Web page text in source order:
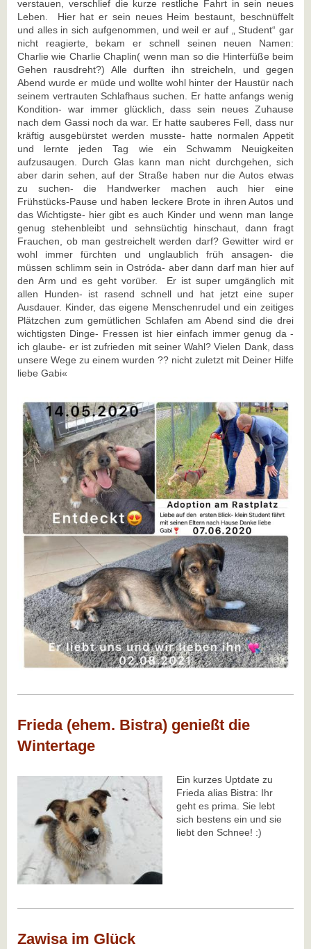
verstauen, verschlief die kurze restliche Fahrt in sein neues
Leben. Hier hat er sein neues Heim bestaunt, beschnüffelt
und alles in sich aufgenommen, und weil er auf „ Student“ gar
nicht reagierte, bekam er schnell seinen neuen Namen:
Charlie wie Charlie Chaplin( wenn man so die Hinterfüße beim
Gehen rausdreht?) Alle durften ihn streicheln, und gegen
Abend wurde er müde und wollte wohl hinter der Haustür nach
seinem vertrauten Schlafhaus suchen. Er hatte anfangs wenig
Kondition- war immer glücklich, dass sein neues Zuhause
nach dem Gassi noch da war. Er hatte sauberes Fell, dass nur
kräftig ausgebürstet werden musste- hatte normalen Appetit
und lernte jeden Tag wie ein Schwamm Neuigkeiten
aufzusaugen. Durch Glas kann man nicht durchgehen, sich
aber darin sehen, auf der Straße haben nur die Autos etwas
zu suchen- die Handwerker machen auch hier eine
Frühstücks-Pause und haben leckere Brote in ihren Autos und
das Wichtigste- hier gibt es auch Kinder und wenn man lange
genug stehenbleibt und sehnsüchtig hinschaut, dann fragt
Frauchen, ob man gestreichelt werden darf? Gewitter wird er
wohl immer fürchten und unglaublich früh ansagen- die
müssen schlimm sein in Ostróda- aber dann darf man hier auf
den Arm und es geht vorüber. Er ist super umgänglich mit
allen Hunden- ist rasend schnell und hat jetzt eine super
Ausdauer. Kinder, das eigene Menschenrudel und ein zeitiges
Plätzchen zum gemütlichen Schlafen am Abend sind die drei
wichtigsten Dinge- Fressen ist hier einfach immer genug da -
ich glaube- er ist zufrieden mit seiner Wahl? Vielen Dank, dass
unsere Wege zu einem wurden ?? nicht zuletzt mit Deiner Hilfe
liebe Gabi«
Frieda (ehem. Bistra) genießt die
Wintertage
Ein kurzes Uptdate zu
Frieda alias Bistra: Ihr
geht es prima. Sie lebt
sich bestens ein und sie
liebt den Schnee! :)
Zawisa im Glück